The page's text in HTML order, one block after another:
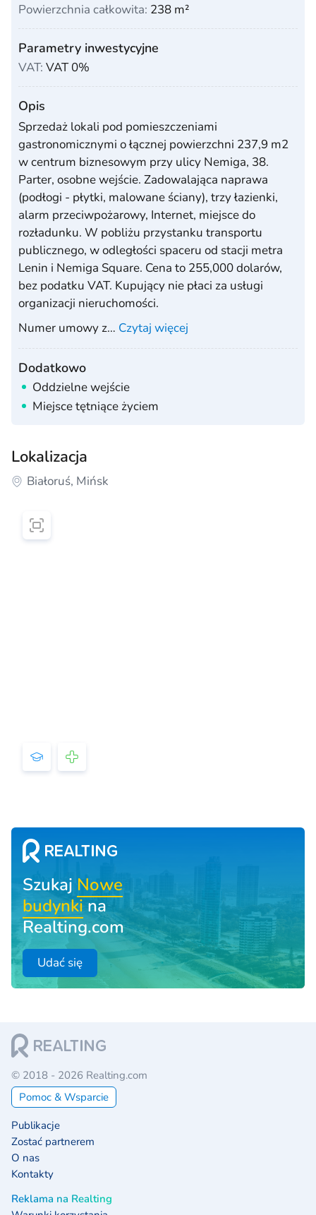
Powierzchnia całkowita: 238 m²
Parametry inwestycyjne
VAT: VAT 0%
Opis
Sprzedaż lokali pod pomieszczeniami
gastronomicznymi o łącznej powierzchni 237,9 m2
w centrum biznesowym przy ulicy Nemiga, 38.
Parter, osobne wejście. Zadowalająca naprawa
(podłogi - płytki, malowane ściany), trzy łazienki,
alarm przeciwpożarowy, Internet, miejsce do
rozładunku. W pobliżu przystanku transportu
publicznego, w odległości spaceru od stacji metra
Lenin i Nemiga Square. Cena to 255,000 dolarów,
bez podatku VAT. Kupujący nie płaci za usługi
organizacji nieruchomości.
Numer umowy z… Czytaj więcej
Dodatkowo
Oddzielne wejście
Miejsce tętniące życiem
Lokalizacja
Białoruś, Mińsk
Szukaj Nowe
budynkina
Realting.com
Udać się
© 2018 - 2026 Realting.com
Pomoc & Wsparcie
Publikacje
Zostać partnerem
O nas
Kontakty
Reklama na Realting